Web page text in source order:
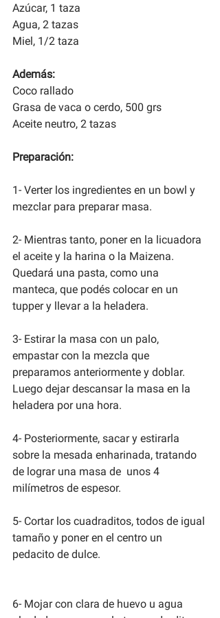
Azúcar, 1 taza
Agua, 2 tazas
Miel, 1/2 taza
Además:
Coco rallado
Grasa de vaca o cerdo, 500 grs
Aceite neutro, 2 tazas
Preparación:
1- Verter los ingredientes en un bowl y
mezclar para preparar masa.
2- Mientras tanto, poner en la licuadora
el aceite y la harina o la Maizena.
Quedará una pasta, como una
manteca, que podés colocar en un
tupper y llevar a la heladera.
3- Estirar la masa con un palo,
empastar con la mezcla que
preparamos anteriormente y doblar.
Luego dejar descansar la masa en la
heladera por una hora.
4- Posteriormente, sacar y estirarla
sobre la mesada enharinada, tratando
de lograr una masa de  unos 4
milímetros de espesor.
5- Cortar los cuadraditos, todos de igual
tamaño y poner en el centro un
pedacito de dulce.
6- Mojar con clara de huevo u agua